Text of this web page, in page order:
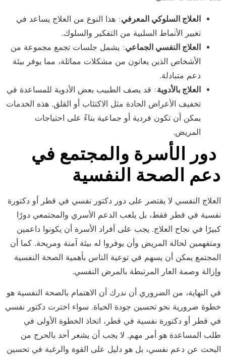
العلاج السلوكي المعرفي: هذا النوع من العلاج يساعد في
تغيير الأنماط السلبية من التفكير والسلوك.
العلاج النفسي الجماعي: يشمل جلسات تجمع مجموعة من
الأشخاص الذين يعانون من مشكلات مماثلة، مما يوفر بيئة
دعم متبادلة.
العلاج بالأدوية: قد يصف الطبيب بعض الأدوية للمساعدة في
تخفيف الأعراض الحادة مثل الاكتئاب أو القلق. هذه الخدمات
يمكن أن تكون فردية أو جماعية بناءً على احتياجات
المريض.
دور الأسرة والمجتمع في
دعم الصحة النفسية
العلاج النفسي لا يقتصر على دور دكتور نفسي في قطر أو دكتورة
نفسية في قطر فقط، بل يلعب الدعم الأسري والمجتمعي دورًا
كبيرًا في نجاح العلاج. يجب على أفراد الأسرة أن يكونوا داعمين
ومتفهمين لحالة المريض وأن يوفروا له بيئة آمنة ومريحة. كما أن
المجتمع يمكن أن يسهم في توعية الناس بأهمية الصحة النفسية
وإزالة وصمة العار المرتبطة بالمرض النفسي.
في النهاية، من الضروري أن ندرك أن الاهتمام بالصحة النفسية هو
خطوة ضرورية نحو تحسين جودة الحياة. سواء اخترت دكتور نفسي
في قطر أو دكتورة نفسية في قطر، اتخاذ الخطوة الأولى في
طلب المساعدة هو أمر مهم. لا يجب أن يشعر أحد بالحرج من
البحث عن دعم نفسي، بل هو دليل على القوة والرغبة في تحسين